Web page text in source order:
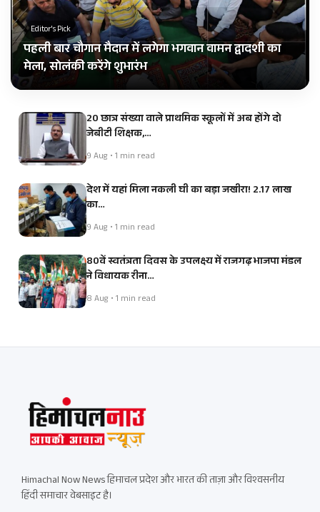
Editor's Pick
पहली बार चौगान मैदान में लगेगा भगवान वामन द्वादशी का
मेला, सोलंकी करेंगे शुभारंभ
20 छात्र संख्या वाले प्राथमिक स्कूलों में अब होंगे दो
जेबीटी शिक्षक,…
9 Aug • 1 min read
देश में यहां मिला नकली घी का बड़ा जखीरा! 2.17 लाख
का…
9 Aug • 1 min read
80वें स्वतंत्रता दिवस के उपलक्ष्य में राजगढ़ भाजपा मंडल
ने विधायक रीना…
8 Aug • 1 min read
Himachal Now News हिमाचल प्रदेश और भारत की ताज़ा और विश्वसनीय
हिंदी समाचार वेबसाइट है।